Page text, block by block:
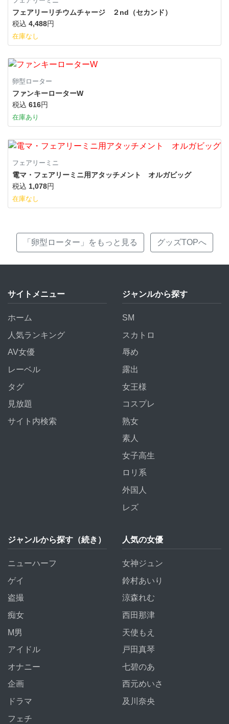
フェアリーリチウムチャージ ２nd（セカンド）
税込 4,488円
在庫なし
卵型ローター
ファンキーローターW
税込 616円
在庫あり
フェアリーミニ
電マ・フェアリーミニ用アタッチメント オルガビッグ
税込 1,078円
在庫なし
「卵型ローター」をもっと見る グッズTOPへ
サイトメニュー
ホーム
人気ランキング
AV女優
レーベル
タグ
見放題
サイト内検索
ジャンルから探す
SM
スカトロ
辱め
露出
女王様
コスプレ
熟女
素人
女子高生
ロリ系
外国人
レズ
ジャンルから探す（続き）
ニューハーフ
ゲイ
盗撮
痴女
M男
アイドル
オナニー
企画
ドラマ
フェチ
人気の女優
女神ジュン
鈴村あいり
涼森れむ
西田那津
天使もえ
戸田真琴
七碧のあ
西元めいさ
及川奈央